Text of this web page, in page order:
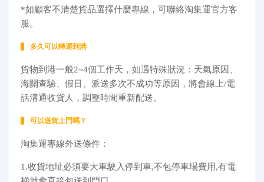
*如顧客不清楚貨品選擇什麼專線，可聯絡淘集運官方客
服。
多久可以轉運到港
貨物到港一般2~4個工作天，如遇特殊狀況：天氣原因、
海關查驗、假日、派送多次不成功等原因，將會線上/電
話溝通收貨人，調整時間重新配送。
可以送貨上門嗎？
淘集運專線外送條件：
1.收貨地址必須要大車駛入停到車,不包停車場費用,有電